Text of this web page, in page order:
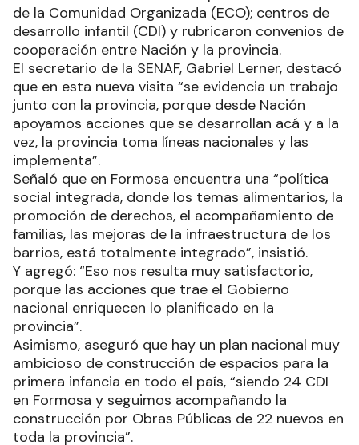
de la Comunidad Organizada (ECO); centros de
desarrollo infantil (CDI) y rubricaron convenios de
cooperación entre Nación y la provincia.
El secretario de la SENAF, Gabriel Lerner, destacó
que en esta nueva visita “se evidencia un trabajo
junto con la provincia, porque desde Nación
apoyamos acciones que se desarrollan acá y a la
vez, la provincia toma líneas nacionales y las
implementa”.
Señaló que en Formosa encuentra una “política
social integrada, donde los temas alimentarios, la
promoción de derechos, el acompañamiento de
familias, las mejoras de la infraestructura de los
barrios, está totalmente integrado”, insistió.
Y agregó: “Eso nos resulta muy satisfactorio,
porque las acciones que trae el Gobierno
nacional enriquecen lo planificado en la
provincia”.
Asimismo, aseguró que hay un plan nacional muy
ambicioso de construcción de espacios para la
primera infancia en todo el país, “siendo 24 CDI
en Formosa y seguimos acompañando la
construcción por Obras Públicas de 22 nuevos en
toda la provincia”.